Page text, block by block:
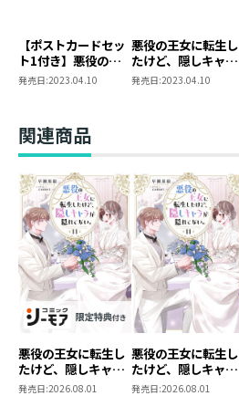
【ポストカードセッ
ト1付き】悪役の王
女に転生したけど、
隠しキャラが隠れて
発売日:2023.04.10
悪役の王女に転生し
たけど、隠しキャラ
が隠れてない。 ポス
トカードセット1
発売日:2023.04.10
関連商品
悪役の王女に転生し
たけど、隠しキャラ
が隠れてない。
発売日:2026.08.01
悪役の王女に転生し
たけど、隠しキャラ
が隠れてない。11
発売日:2026.08.01